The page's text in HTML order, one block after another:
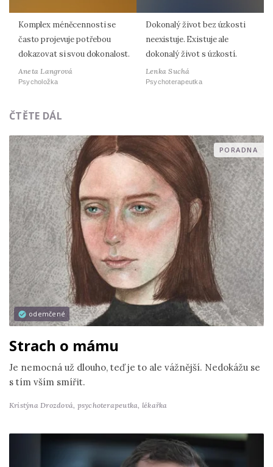
Komplex méněcennosti se
často projevuje potřebou
dokazovat si svou dokonalost.
Aneta Langrová
Psycholožka
Dokonalý život bez úzkosti
neexistuje. Existuje ale
dokonalý život s úzkostí.
Lenka Suchá
Psychoterapeutka
ČTĚTE DÁL
odemčené
PORADNA
Strach o mámu
Je nemocná už dlouho, teď je to ale vážnější. Nedokážu se
s tím vším smířit.
Kristýna Drozdová, psychoterapeutka, lékařka